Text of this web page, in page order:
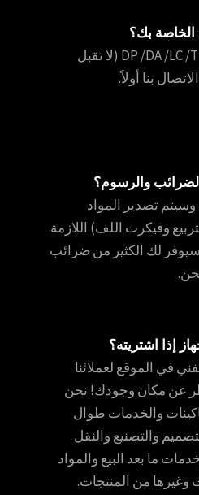
الخاصة بك؟
نحن نقبل DP /DA /LC /TT /CAD /OA (لا تقبل
بنا أولاً.
والرسوم؟
وسيتم تصدير المواد
وفيكرت اللف) اللازمة
سيوفر لك الكثير من ضرائب
إذا اشتريته؟
في الموقع لعملائنا
عن مكان وجودك! نحن
والخدمات طوال
والتصنيع والنقل
ما بعد البيع والمواد
وغيرها من المنتجات.